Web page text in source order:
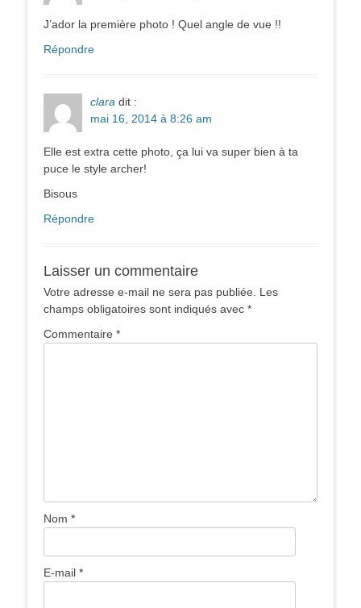
J’ador la première photo ! Quel angle de vue !!
Répondre
clara dit :
mai 16, 2014 à 8:26 am
Elle est extra cette photo, ça lui va super bien à ta
puce le style archer!
Bisous
Répondre
Laisser un commentaire
Votre adresse e-mail ne sera pas publiée. Les
champs obligatoires sont indiqués avec *
Commentaire *
Nom *
E-mail *